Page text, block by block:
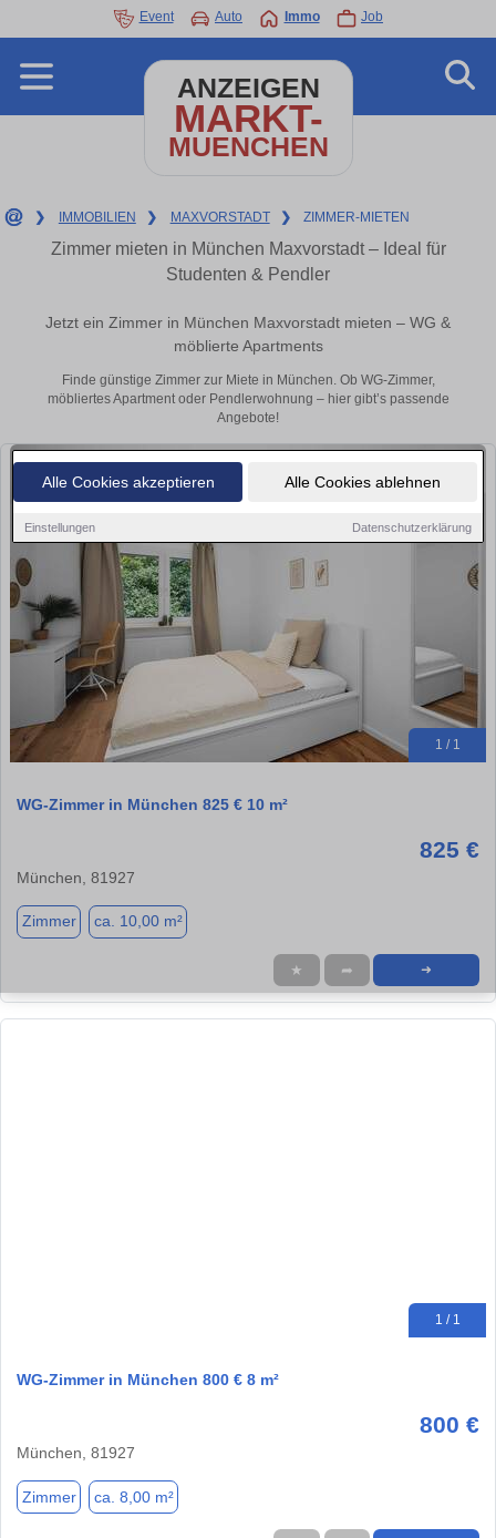
Alle Cookies akzeptieren Alle Cookies ablehnen
Einstellungen Datenschutzerklärung
Event Auto Immo Job
ANZEIGEN
MARKT-
MUENCHEN
❯ IMMOBILIEN ❯ MAXVORSTADT ❯ ZIMMER-MIETEN
Zimmer mieten in München Maxvorstadt – Ideal für
Studenten & Pendler
Jetzt ein Zimmer in München Maxvorstadt mieten – WG &
möblierte Apartments
Finde günstige Zimmer zur Miete in München. Ob WG-Zimmer,
möbliertes Apartment oder Pendlerwohnung – hier gibt’s passende
Angebote!
1 / 1
WG-Zimmer in München 825 € 10 m²
825 €
München, 81927
Zimmer ca. 10,00 m²
★ ➦ ➜
1 / 1
WG-Zimmer in München 800 € 8 m²
800 €
München, 81927
Zimmer ca. 8,00 m²